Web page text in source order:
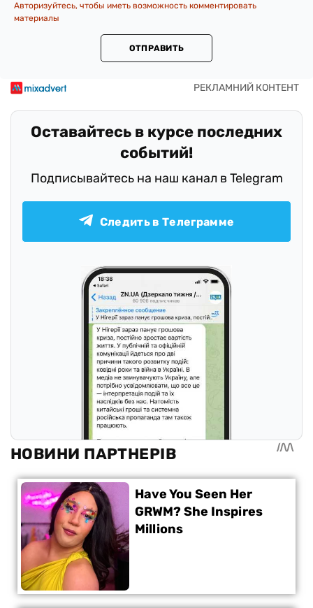
Авторизуйтесь, чтобы иметь возможность комментировать
материалы
ОТПРАВИТЬ
Оставайтесь в курсе последних
событий!
Подписывайтесь на наш канал в Telegram
Следить в Телеграмме